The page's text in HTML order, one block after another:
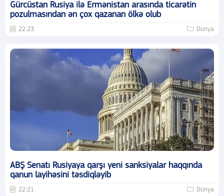
Gürcüstan Rusiya ilə Ermənistan arasında ticarətin
pozulmasından ən çox qazanan ölkə olub
22:23 Dünya
ABŞ Senatı Rusiyaya qarşı yeni sanksiyalar haqqında
qanun layihəsini təsdiqləyib
22:21 Dünya